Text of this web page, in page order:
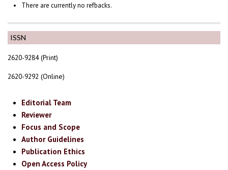
ISSN
2620-9284 (Print)
2620-9292 (Online)
Editorial Team
Reviewer
Focus and Scope
Author Guidelines
Publication Ethics
Open Access Policy
There are currently no refbacks.